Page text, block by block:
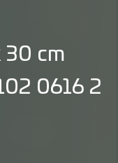
30 cm
0616 2